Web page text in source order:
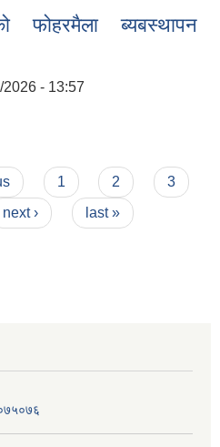
फोहरमैला ब्यबस्थापन
2026 - 13:57
1 2
3
next › last »